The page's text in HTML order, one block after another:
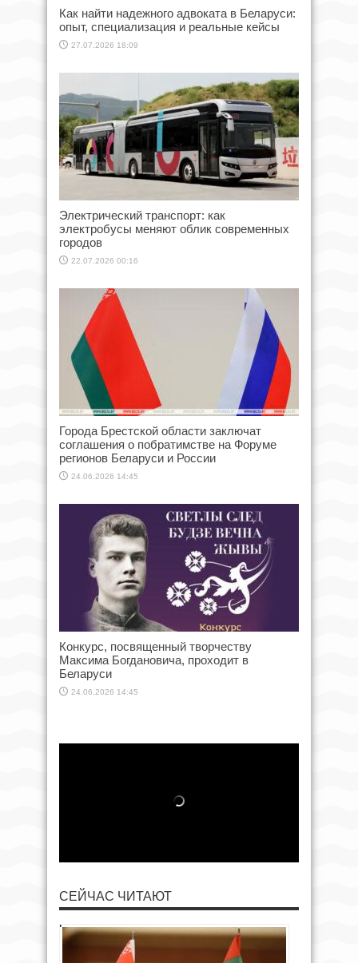
Как найти надежного адвоката в Беларуси:
опыт, специализация и реальные кейсы
27.07.2026 18:09
Электрический транспорт: как
электробусы меняют облик современных
городов
22.07.2026 00:16
Города Брестской области заключат
соглашения о побратимстве на Форуме
регионов Беларуси и России
24.06.2026 14:45
Конкурс, посвященный творчеству
Максима Богдановича, проходит в
Беларуси
24.06.2026 14:45
СЕЙЧАС ЧИТАЮТ